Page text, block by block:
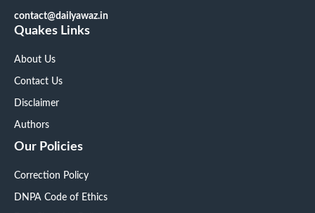
contact@dailyawaz.in
Quakes Links
About Us
Contact Us
Disclaimer
Authors
Our Policies
Correction Policy
DNPA Code of Ethics